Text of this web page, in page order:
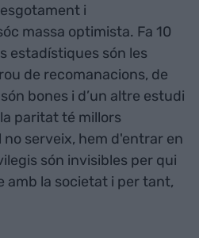
i
massa optimista. Fa 10
estadístiques són les
de recomanacions, de
bones i d’un altre estudi
paritat té millors
serveix, hem d'entrar en
són invisibles per qui
amb la societat i per tant,